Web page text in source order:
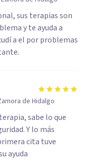
sus terapias son
y te ayuda a
a el por problemas
de Hidalgo
sabe lo que
Y lo más
cita tuve
ayuda